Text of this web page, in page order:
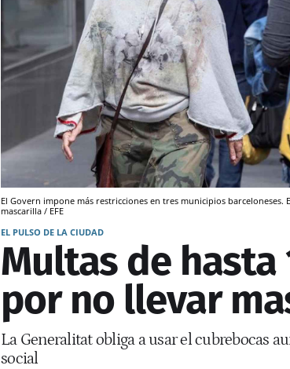
El Govern impone más restricciones en tres municipios
mascarilla / EFE
EL PULSO DE LA CIUDAD
Multas de hasta
por no llevar
La Generalitat obliga a usar el cubrebocas
social